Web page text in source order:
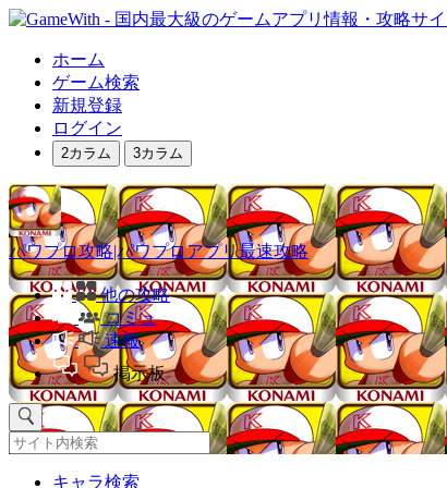
ホーム
ゲーム検索
新規登録
ログイン
2カラム 3カラム
パワプロ攻略|パワプロアプリ最速攻略
他の攻略
コミュ
速報
掲示板
キャラ検索